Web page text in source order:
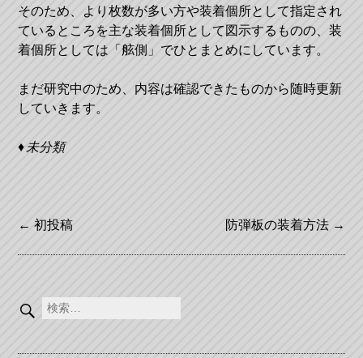
そのため、より枚数が多い方や装着個所として指定され
ているところを主な装着個所として図示するものの、装
着個所としては「舷側」でひとまとめにしています。
まだ研究中のため、内容は確認できたものから随時更新
していきます。
未分類
投
稿
ビ
← 初投稿 防弾板の装着方法 →
検
索: